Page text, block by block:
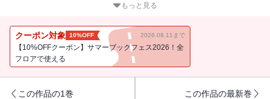
恐ろしき毒を駆使する男の卑劣な技に、狼親子の悲願は成し得るの
もっと見る
クーポン対象 10%OFF 2026.08.11まで
【10%OFFクーポン】サマーブックフェス2026！全
フロアで使える
この作品の1巻 この作品の最新巻